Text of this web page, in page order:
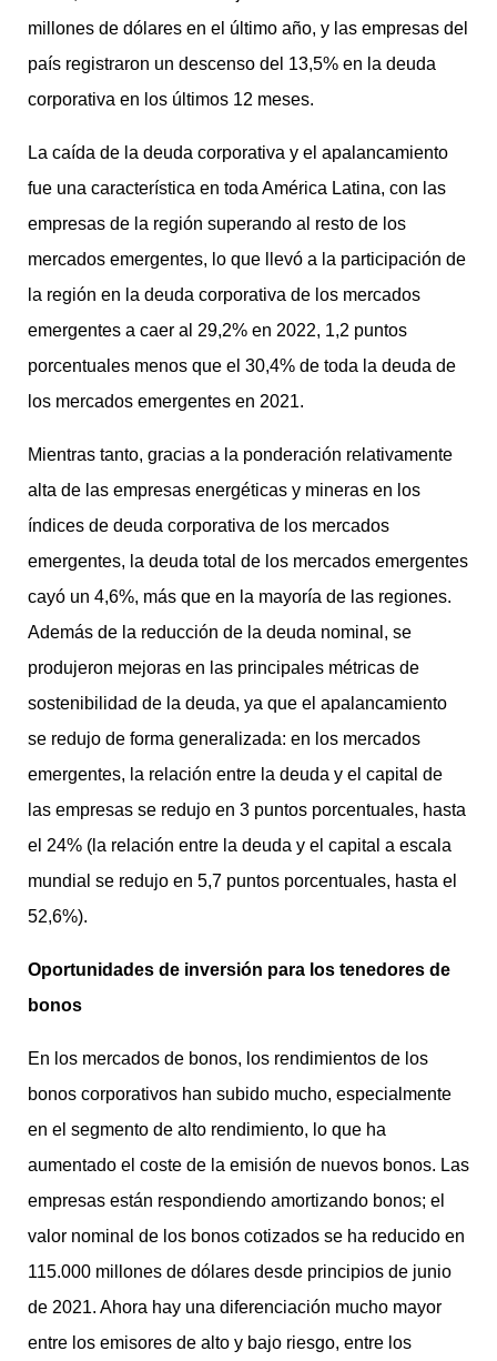
millones de dólares en el último año, y las empresas del
país registraron un descenso del 13,5% en la deuda
corporativa en los últimos 12 meses.
La caída de la deuda corporativa y el apalancamiento
fue una característica en toda América Latina, con las
empresas de la región superando al resto de los
mercados emergentes, lo que llevó a la participación de
la región en la deuda corporativa de los mercados
emergentes a caer al 29,2% en 2022, 1,2 puntos
porcentuales menos que el 30,4% de toda la deuda de
los mercados emergentes en 2021.
Mientras tanto, gracias a la ponderación relativamente
alta de las empresas energéticas y mineras en los
índices de deuda corporativa de los mercados
emergentes, la deuda total de los mercados emergentes
cayó un 4,6%, más que en la mayoría de las regiones.
Además de la reducción de la deuda nominal, se
produjeron mejoras en las principales métricas de
sostenibilidad de la deuda, ya que el apalancamiento
se redujo de forma generalizada: en los mercados
emergentes, la relación entre la deuda y el capital de
las empresas se redujo en 3 puntos porcentuales, hasta
el 24% (la relación entre la deuda y el capital a escala
mundial se redujo en 5,7 puntos porcentuales, hasta el
52,6%).
Oportunidades de inversión para los tenedores de
bonos
En los mercados de bonos, los rendimientos de los
bonos corporativos han subido mucho, especialmente
en el segmento de alto rendimiento, lo que ha
aumentado el coste de la emisión de nuevos bonos. Las
empresas están respondiendo amortizando bonos; el
valor nominal de los bonos cotizados se ha reducido en
115.000 millones de dólares desde principios de junio
de 2021. Ahora hay una diferenciación mucho mayor
entre los emisores de alto y bajo riesgo, entre los